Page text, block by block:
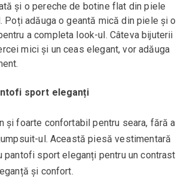
și o pereche de botine flat din piele
Poți adăuga o geantă mică din piele și o
a completa look-ul. Câteva bijuterii
mici și un ceas elegant, vor adăuga
sport eleganți
și foarte confortabil pentru seara, fără a
ul. Această piesă vestimentară
pantofi sport eleganți pentru un contrast
și confort.